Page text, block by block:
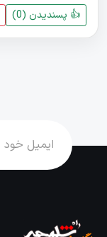
👍 پسندیدن (0
)